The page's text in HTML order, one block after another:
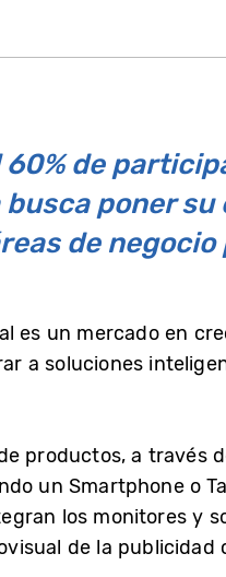
60% de
busca poner
de
es un mercado en
a soluciones
productos, a través
un Smartphone o
los monitores y
de la